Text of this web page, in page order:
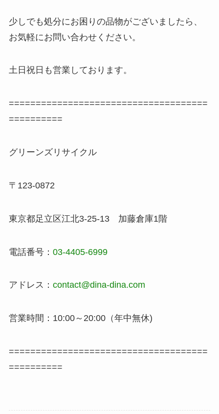
少しでも処分にお困りの品物がございましたら、
お気軽にお問い合わせください。
土日祝日も営業しております。
=====================================
==========
グリーンズリサイクル
〒123-0872
東京都足立区江北3-25-13 加藤倉庫1階
電話番号： 03-4405-6999
アドレス： contact@dina-dina.com
営業時間：10:00～20:00（年中無休)
=====================================
==========